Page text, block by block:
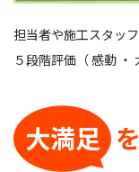
担当者や施工スタッ
５段階評価（ 感動 ・
大満足